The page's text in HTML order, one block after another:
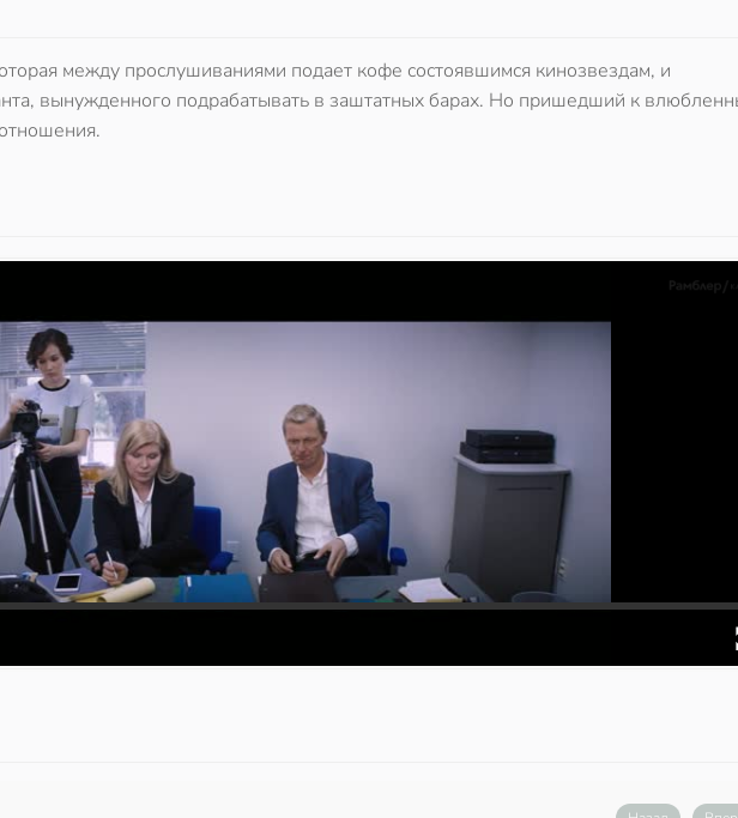
между прослушиваниями подает кофе состоявшимся кинозвездам, и
вынужденного подрабатывать в заштатных барах. Но пришедший к